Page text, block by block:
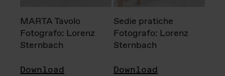
MARTA Tavolo
Fotografo: Lorenz
Sternbach
Download
Sedie pratiche
Fotografo: Lorenz
Sternbach
Download